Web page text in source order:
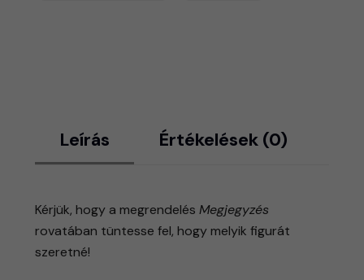
Leírás Értékelések (0)
Kérjük, hogy a megrendelésMegjegyzés
rovatában tüntesse fel, hogy melyik figurát
szeretné!